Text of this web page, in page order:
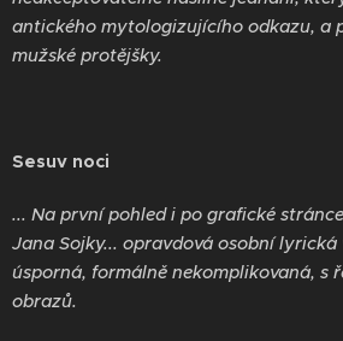
antického mytologizujícího odkazu, a
mužské protějšky.
Sesuv noci
... Na první pohled i po grafické
Jana Sojky... opravdová osobní lyrická
úsporná, formálně nekomplikovaná, s
obrazů.